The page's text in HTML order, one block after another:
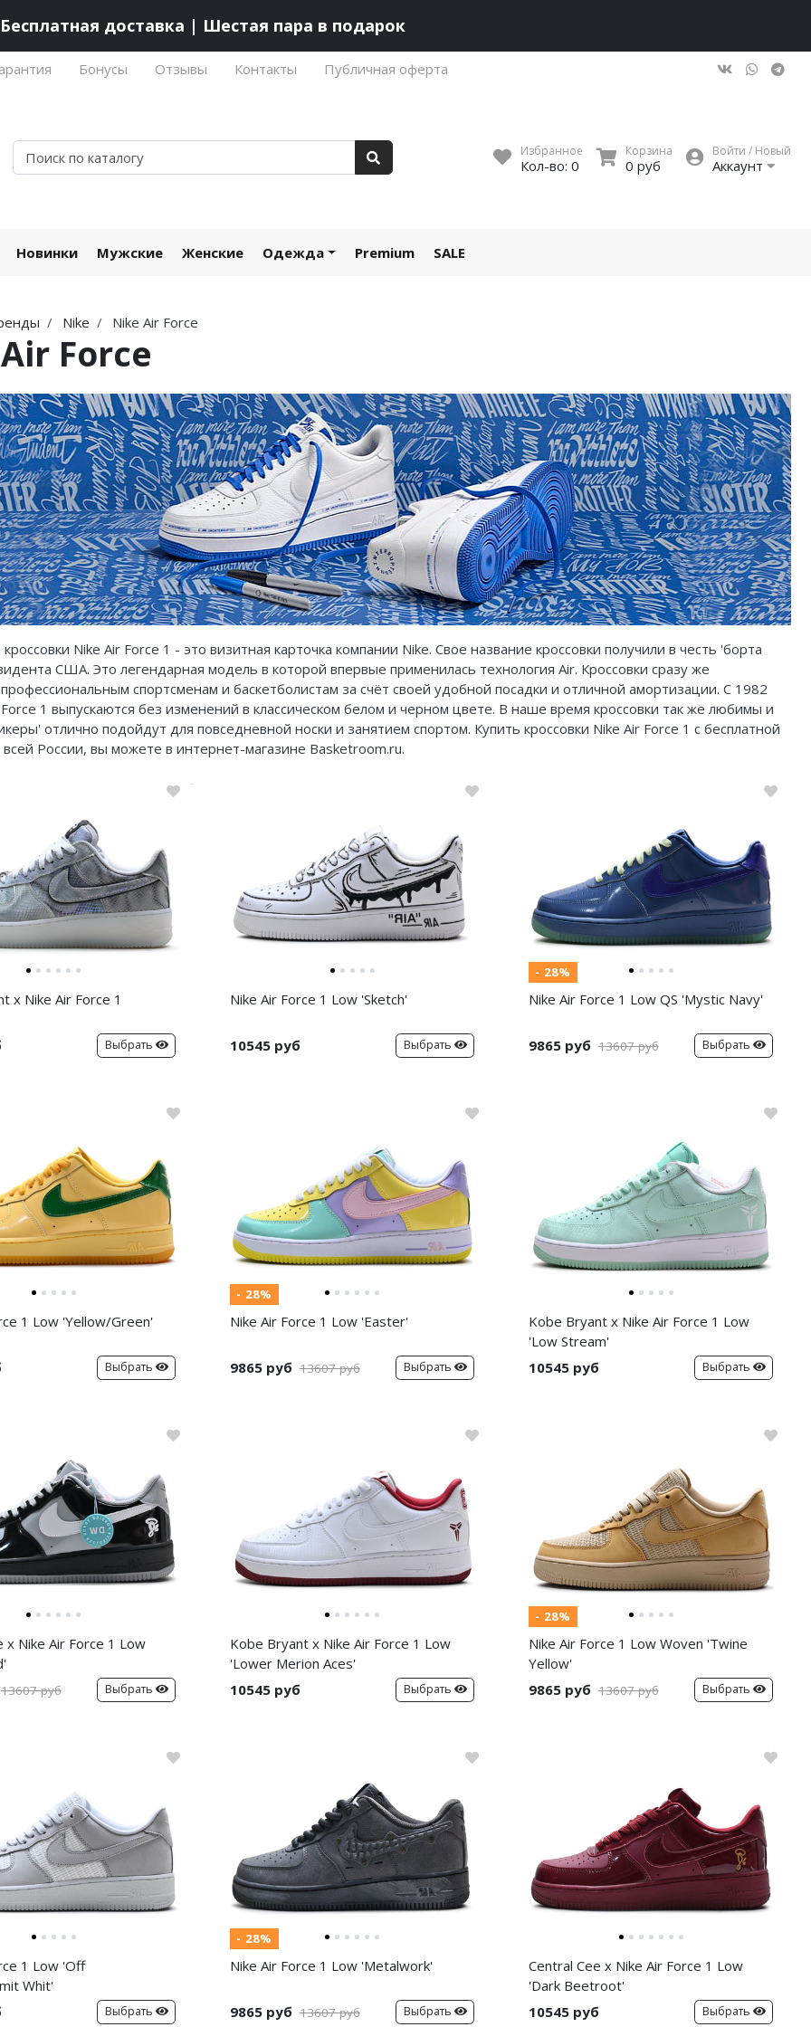
Бесплатная доставка | Шестая пара в подарок
Бонусы Отзывы Контакты Публичная оферта
Избранное
Кол-во: 0
Корзина
0 руб
Войти / Новый
Аккаунт
Новинки Мужские Женские Одежда Premium SALE
Nike Nike Air Force
Force
кроссовки Nike Air Force 1 - это визитная карточка компании Nike. Свое название кроссовки получили в честь 'борта
США. Это легендарная модель в которой впервые применилась технология Air. Кроссовки сразу же
спортсменам и баскетболистам за счёт своей удобной посадки и отличной амортизации. С 1982
1 выпускаются без изменений в классическом белом и черном цвете. В наше время кроссовки так же любимы и
отлично подойдут для повседневной носки и занятием спортом. Купить кроссовки Nike Air Force 1 с бесплатной
всей России, вы можете в интернет-магазине Basketroom.ru.
x Nike Air Force 1
Выбрать
Nike Air Force 1 Low 'Sketch'
10545 руб Выбрать
- 28%
Nike Air Force 1 Low QS 'Mystic Navy'
9865 руб 13607 руб Выбрать
1 Low 'Yellow/Green'
Выбрать
- 28%
Nike Air Force 1 Low 'Easter'
9865 руб 13607 руб Выбрать
Kobe Bryant x Nike Air Force 1 Low
'Low Stream'
10545 руб
Выбрать
x Nike Air Force 1 Low
13607 руб Выбрать
Kobe Bryant x Nike Air Force 1 Low
'Lower Merion Aces'
10545 руб
Выбрать
- 28%
Nike Air Force 1 Low Woven 'Twine
Yellow'
9865 руб 13607 руб Выбрать
1 Low 'Off
Whit'
Выбрать
- 28%
Nike Air Force 1 Low 'Metalwork'
9865 руб 13607 руб Выбрать
Central Cee x Nike Air Force 1 Low
'Dark Beetroot'
10545 руб
Выбрать